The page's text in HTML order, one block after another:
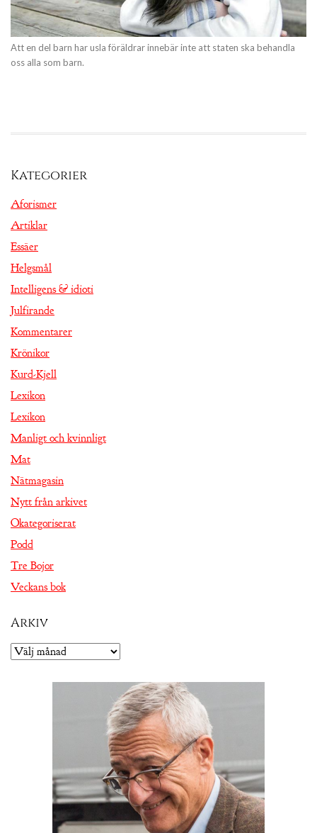
Att en del barn har usla föräldrar innebär inte att staten ska behandla
oss alla som barn.
Kategorier
Aforismer
Artiklar
Essäer
Helgsmål
Intelligens & idioti
Julfirande
Kommentarer
Krönikor
Kurd-Kjell
Lexikon
Lexikon
Manligt och kvinnligt
Mat
Nätmagasin
Nytt från arkivet
Okategoriserat
Podd
Tre Bojor
Veckans bok
Arkiv
Arkiv